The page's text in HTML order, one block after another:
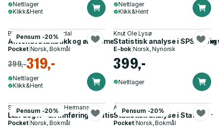
Nettlager
Klikk&Hent
Nettlager
Klikk&Hent
Pensum -20%
Bjørnar Karlsen Kivedal
Anvendt statistikk og økonometri - grunnleggende temaer og
Pocket| Norsk, Bokmål
399,-319,-
Nettlager
Klikk&Hent
Knut Ole Lysø
Statistisk analyse i SPSS - ein
E-bok Norsk, Nynorsk
399,-
Nettlager
Pensum -20%
Silje Synnøve Lyder Hermansen
Lær deg R - en innføring i statistikkprogrammets muligheter
Pocket| Norsk, Bokmål
Pensum -20%
Anne Tjønndal
Statistisk analyse i Stata
Pocket| Norsk, Bokmål